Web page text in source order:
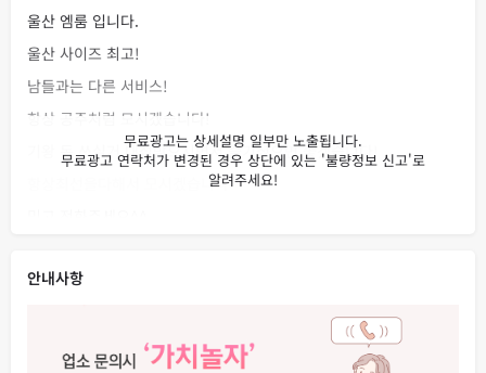
울산 엠룸 입니다.
울산 사이즈 최고!
남들과는 다른 서비스!
항상 공주처럼 모시겠습니다!
기왕 돈 쓰실거 대접받으시면서 즐기셨으면 좋겠습니다!
항상최선을다해서 모시겠습니다
안내사항